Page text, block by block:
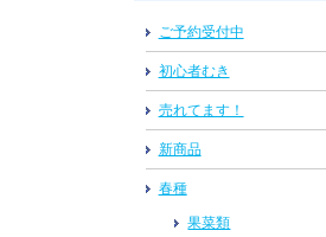
ご予約受付中
初心者むき
売れてます！
新商品
春種
果菜類